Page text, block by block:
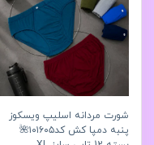
شورت مردانه اسلیپ ویسکوز
پنبه دمپا کش کد۱۰۱۶۰۵🌺